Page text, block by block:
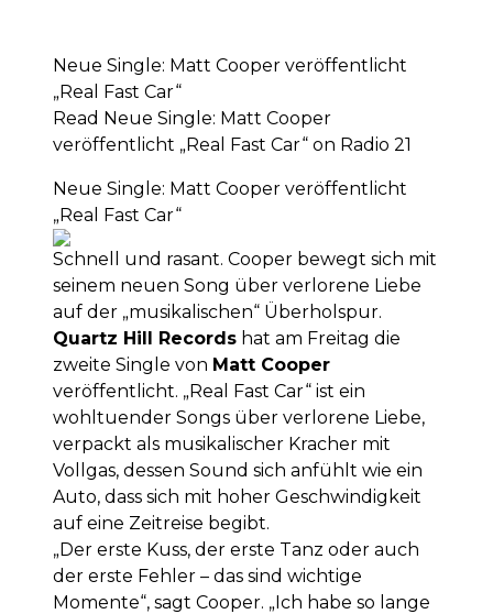
Neue Single: Matt Cooper veröffentlicht
„Real Fast Car“
Read Neue Single: Matt Cooper
veröffentlicht „Real Fast Car“ on Radio 21
Neue Single: Matt Cooper veröffentlicht
„Real Fast Car“
Schnell und rasant. Cooper bewegt sich mit
seinem neuen Song über verlorene Liebe
auf der „musikalischen“ Überholspur.
Quartz Hill Records hat am Freitag die
zweite Single von Matt Cooper
veröffentlicht. „Real Fast Car“ ist ein
wohltuender Songs über verlorene Liebe,
verpackt als musikalischer Kracher mit
Vollgas, dessen Sound sich anfühlt wie ein
Auto, dass sich mit hoher Geschwindigkeit
auf eine Zeitreise begibt.
„Der erste Kuss, der erste Tanz oder auch
der erste Fehler – das sind wichtige
Momente“, sagt Cooper. „Ich habe so lange